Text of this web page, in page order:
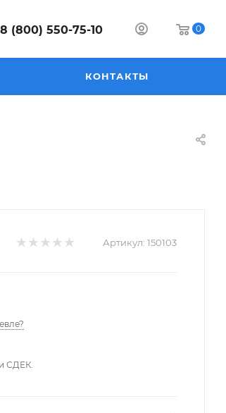
8 (800) 550-75-10 0
КОНТАКТЫ
Артикул: 150103
СДЕК.